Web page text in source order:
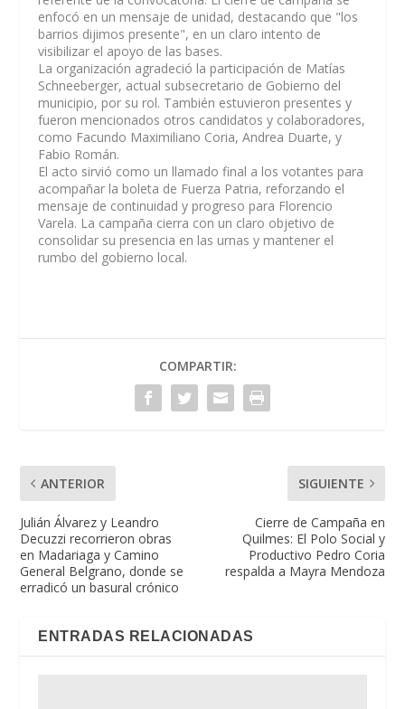
enfocó en un mensaje de unidad, destacando que "los
barrios dijimos presente", en un claro intento de
visibilizar el apoyo de las bases.
La organización agradeció la participación de Matías
Schneeberger, actual subsecretario de Gobierno del
municipio, por su rol. También estuvieron presentes y
fueron mencionados otros candidatos y colaboradores,
como Facundo Maximiliano Coria, Andrea Duarte, y
Fabio Román.
El acto sirvió como un llamado final a los votantes para
acompañar la boleta de Fuerza Patria, reforzando el
mensaje de continuidad y progreso para Florencio
Varela. La campaña cierra con un claro objetivo de
consolidar su presencia en las urnas y mantener el
rumbo del gobierno local.
COMPARTIR:
ANTERIOR
Julián Álvarez y Leandro
Decuzzi recorrieron obras
en Madariaga y Camino
General Belgrano, donde se
erradicó un basural crónico
SIGUIENTE
Cierre de Campaña en
Quilmes: El Polo Social y
Productivo Pedro Coria
respalda a Mayra Mendoza
ENTRADAS RELACIONADAS